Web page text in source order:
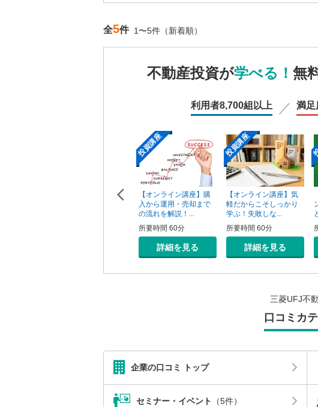
全5件 1〜5件（新着順）
不動産投資が学べる！ 無
利用者8,700組以上 満足
【オンライン講座】次
投資講座
【オンライン講座】購
入から運用・売却まで
の流れを解説！...
所要時間 60分
詳細を見る
投資講座
【オンライン講座】気
軽だからこそしっかり
学ぶ！失敗しな...
所要時間 60分
詳細を見る
三菱UFJ不
口コミカ
企業の口コミ トップ
セミナー・イベント （5件）